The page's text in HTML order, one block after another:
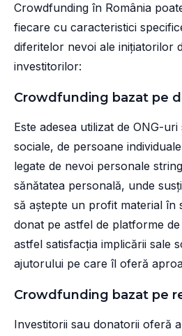
Crowdfunding în România
fiecare cu caracteristici
diferitelor nevoi ale inițiatorilor
investitorilor:
Crowdfunding bazat pe
Este adesea utilizat de ONG-
sociale, de persoane
legate de nevoi personale
sănătatea personală, unde
să aștepte un profit material în
donat pe astfel de platforme
astfel satisfacția implicării sale
ajutorului pe care îl oferă
Crowdfunding bazat pe
Investitorii sau donatorii oferă